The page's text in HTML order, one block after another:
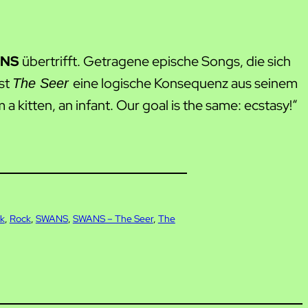
übertrifft. Getragene epische Songs, die sich
The Seer eine logische Konsequenz aus seinem
kitten, an infant. Our goal is the same: ecstasy!“
, Rock, SWANS, SWANS – The Seer, The